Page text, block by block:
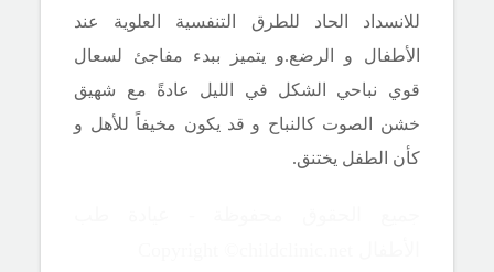
للانسداد الحاد للطرق التنفسية العلوية عند
الأطفال و الرضع.و يتميز ببدء مفاجئ لسعال
قوي نباحي الشكل في الليل عادةً مع شهيق
خشن الصوت كالنباح و قد يكون مخيفاً للأهل و
كأن الطفل يختنق.